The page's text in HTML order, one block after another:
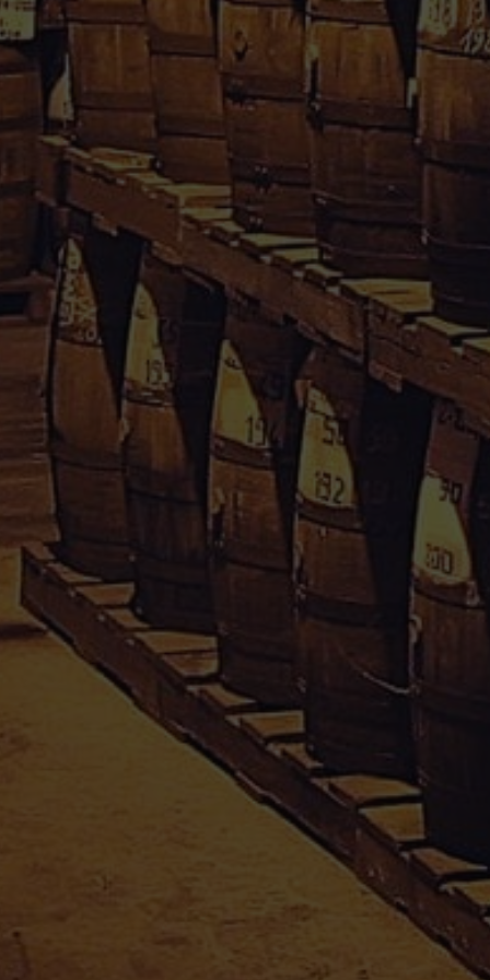
Rhum Caraïbes – Vente en ligne de rhum agricole de
Guadeloupe & Martinique.
Votre avis nous interesse, cliquez
içi
Informations
Conditions Générales de Vente
Mentions Légales
Paiement sécurisé
Politique de confidentialité
Droit de rétractation
Mon compte
Informations personnelles
En poursuivant votre navigation, vous acceptez le dépôt de cookies tiers destinés